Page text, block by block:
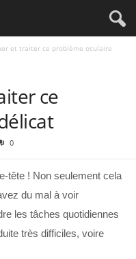
et traiter ce problème oculaire
ce
0
tête ! Non seulement cela
du mal à voir
les tâches quotidiennes
très difficiles, voire